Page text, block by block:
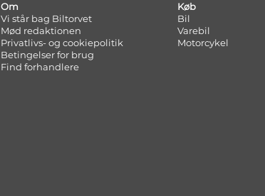
Om
Vi står bag Biltorvet
Mød redaktionen
Privatlivs- og cookiepolitik
Betingelser for brug
Find forhandlere
Køb
Bil
Varebil
Motorcykel